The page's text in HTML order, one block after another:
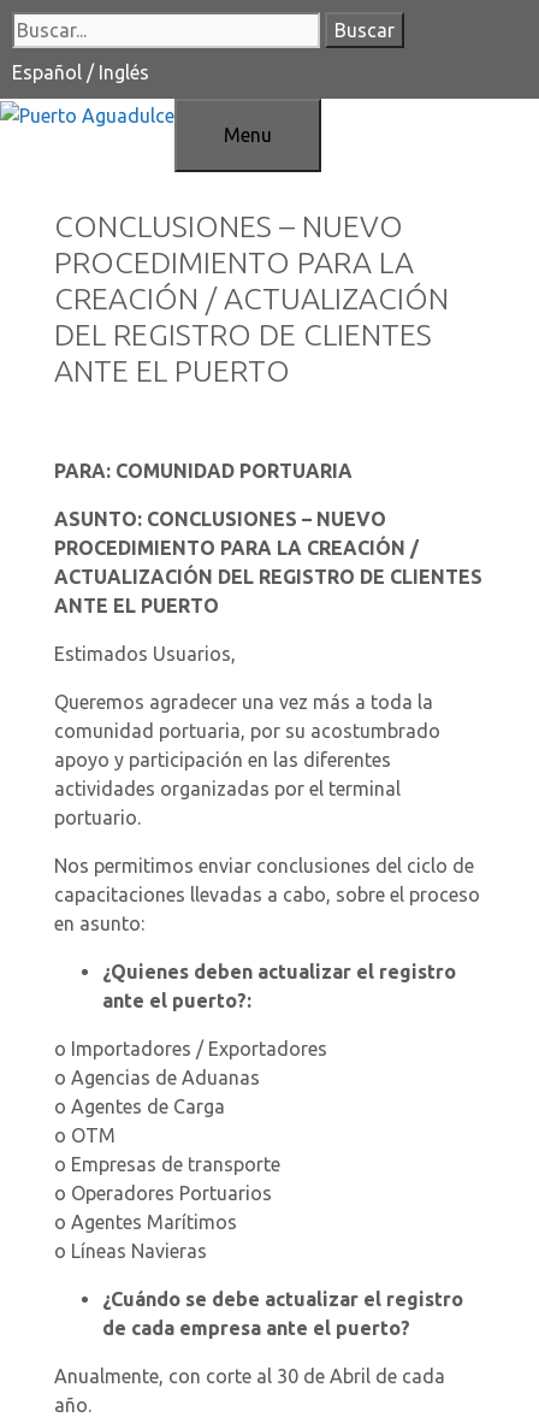
Saltar
al
contenido
Buscar:
Español / Inglés
Menu
CONCLUSIONES – NUEVO
PROCEDIMIENTO PARA LA
CREACIÓN / ACTUALIZACIÓN
DEL REGISTRO DE CLIENTES
ANTE EL PUERTO
PARA: COMUNIDAD PORTUARIA
ASUNTO: CONCLUSIONES – NUEVO
PROCEDIMIENTO PARA LA CREACIÓN /
ACTUALIZACIÓN DEL REGISTRO DE CLIENTES
ANTE EL PUERTO
Estimados Usuarios,
Queremos agradecer una vez más a toda la
comunidad portuaria, por su acostumbrado
apoyo y participación en las diferentes
actividades organizadas por el terminal
portuario.
Nos permitimos enviar conclusiones del ciclo de
capacitaciones llevadas a cabo, sobre el proceso
en asunto:
¿Quienes deben actualizar el registro
ante el puerto?:
o Importadores / Exportadores
o Agencias de Aduanas
o Agentes de Carga
o OTM
o Empresas de transporte
o Operadores Portuarios
o Agentes Marítimos
o Líneas Navieras
¿Cuándo se debe actualizar el registro
de cada empresa ante el puerto?
Anualmente, con corte al 30 de Abril de cada
año.